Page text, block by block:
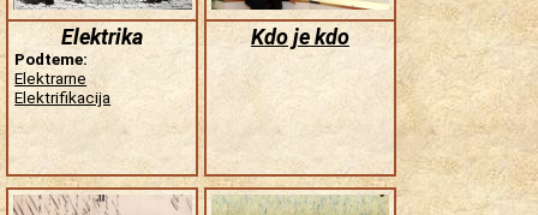
Elektrika
Podteme:
Elektrarne
Elektrifikacija
Kdo je kdo